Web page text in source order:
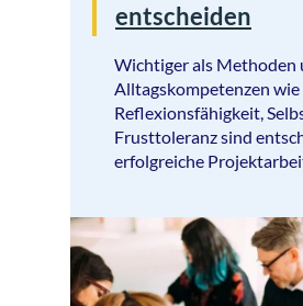
entscheiden
Wichtiger als Methoden
Alltagskompetenzen wie
Reflexionsfähigkeit,
Frusttoleranz sind
erfolgreiche